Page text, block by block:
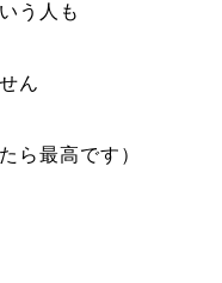
う人も
ん
ら最高です）